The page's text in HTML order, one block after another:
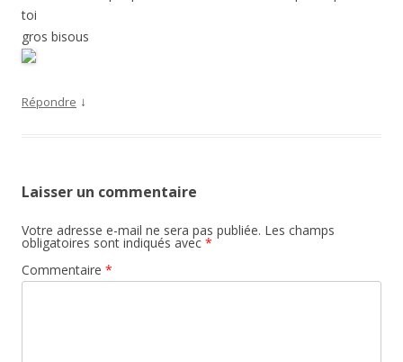
toi
gros bisous
Répondre ↓
Laisser un commentaire
Votre adresse e-mail ne sera pas publiée. Les champs
obligatoires sont indiqués avec *
Commentaire *